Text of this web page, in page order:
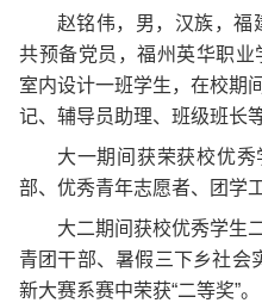
赵铭伟，男，汉族，福
共预备党员，福州英华职
室内设计一班学生，在校期
记、辅导员助理、班级班长
大一期间获荣获校优
部、优秀青年志愿者、团学
大二期间获校优秀学生
青团干部、暑假三下乡社会
新大赛系赛中荣获“二等奖”。